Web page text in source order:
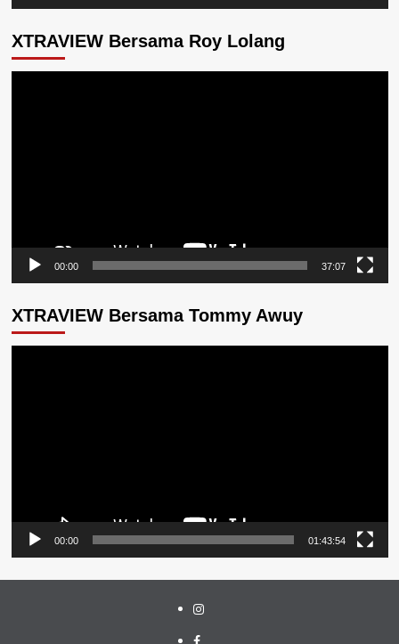
XTRAVIEW Bersama Roy Lolang
00:00 37:07
XTRAVIEW Bersama Tommy Awuy
00:00 01:43:54
Instagram
Facebook